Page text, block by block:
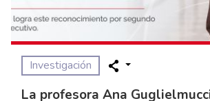
Investigación
La profesora Ana